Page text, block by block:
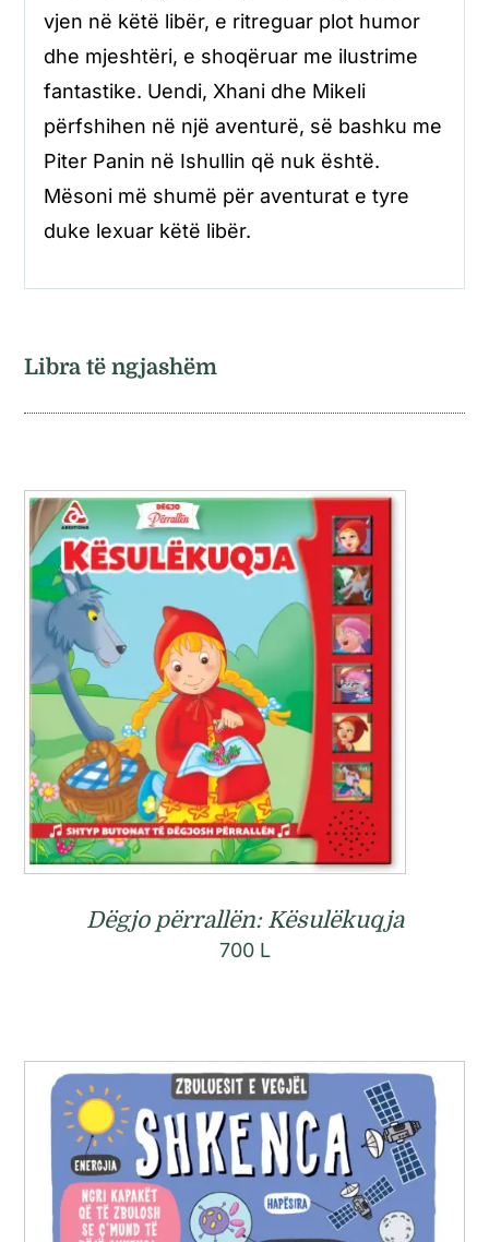
vjen në këtë libër, e ritreguar plot humor
dhe mjeshtëri, e shoqëruar me ilustrime
fantastike. Uendi, Xhani dhe Mikeli
përfshihen në një aventurë, së bashku me
Piter Panin në Ishullin që nuk është.
Mësoni më shumë për aventurat e tyre
duke lexuar këtë libër.
Libra të ngjashëm
Dëgjo përrallën: Kësulëkuqja
700 L